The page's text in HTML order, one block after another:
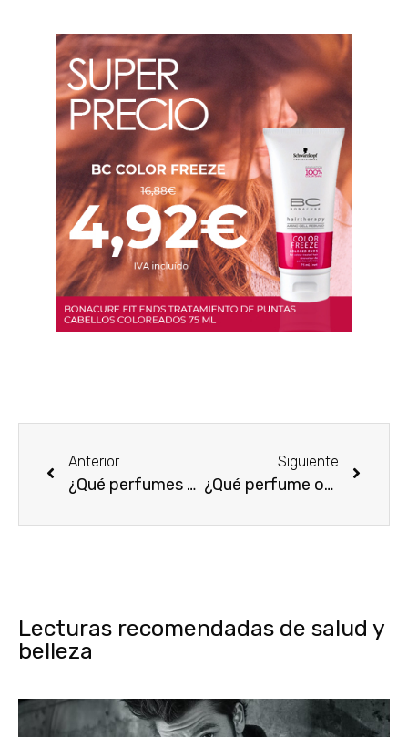
Anterior
¿Qué perfumes usar en invierno?
Siguiente
¿Qué perfume obsequiar a un hombre?
Lecturas recomendadas de salud y
belleza